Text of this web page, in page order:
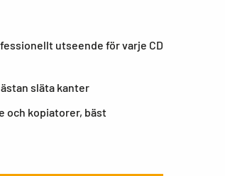
utseende för varje CD
släta kanter
och kopiatorer, bäst